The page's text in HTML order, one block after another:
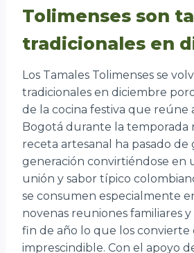
Tolimenses son
tradicionales en
Los Tamales Tolimenses se
tradicionales en diciembre
de la cocina festiva que reúne
Bogotá durante la temporada
receta artesanal ha pasado de
generación convirtiéndose en
unión y sabor típico
se consumen especialmente
novenas reuniones familiares
fin de año lo que los
imprescindible. Con el apoyo